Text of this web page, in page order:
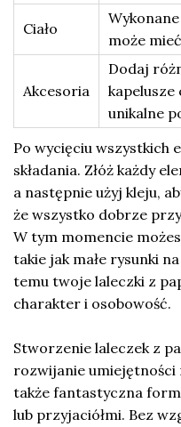
Ciało
może
Akcesoria
Dodaj
kapelusze
unikalne
Po wycięciu wszystkich
składania. Złóż każdy
a następnie użyj kleju,
że wszystko dobrze
W tym momencie
takie jak małe rysunki
temu twoje laleczki z
charakter i osobowość.
Stworzenie laleczek z
rozwijanie umiejętności
także fantastyczna
lub przyjaciółmi. Bez